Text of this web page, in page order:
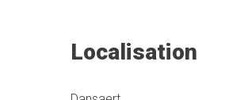
Localisation